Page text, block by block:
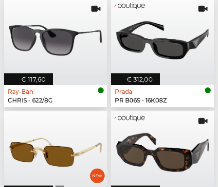
€ 117,60
Ray-Ban
CHRIS - 622/8G
€ 312,00
Prada
PR B06S - 16K08Z